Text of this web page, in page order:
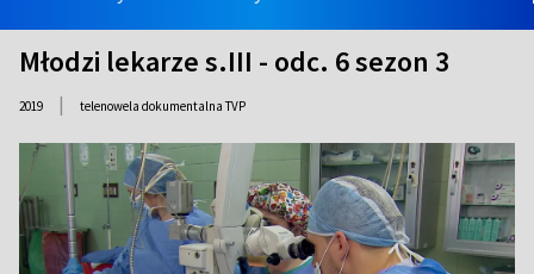
Młodzi lekarze s.III - odc. 6 sezon 3
2019 | telenowela dokumentalna TVP